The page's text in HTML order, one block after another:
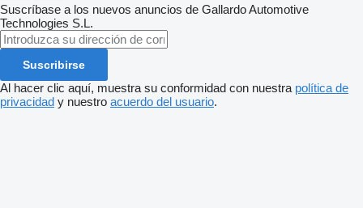
Suscríbase a los nuevos anuncios de Gallardo Automotive
Technologies S.L.
Suscribirse
Al hacer clic aquí, muestra su conformidad con nuestra política de
privacidad y nuestro acuerdo del usuario.